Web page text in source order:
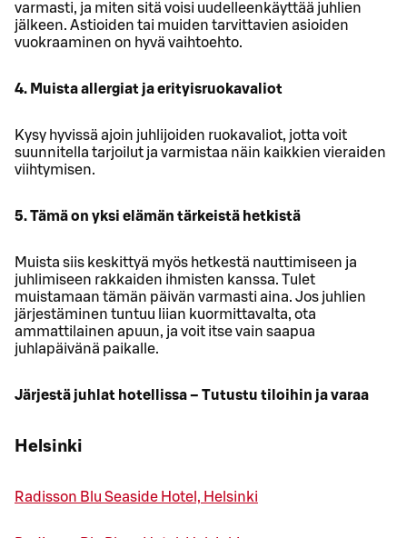
varmasti, ja miten sitä voisi uudelleenkäyttää juhlien
jälkeen. Astioiden tai muiden tarvittavien asioiden
vuokraaminen on hyvä vaihtoehto.
4. Muista allergiat ja erityisruokavaliot
Kysy hyvissä ajoin juhlijoiden ruokavaliot, jotta voit
suunnitella tarjoilut ja varmistaa näin kaikkien vieraiden
viihtymisen.
5. Tämä on yksi elämän tärkeistä hetkistä
Muista siis keskittyä myös hetkestä nauttimiseen ja
juhlimiseen rakkaiden ihmisten kanssa. Tulet
muistamaan tämän päivän varmasti aina. Jos juhlien
järjestäminen tuntuu liian kuormittavalta, ota
ammattilainen apuun, ja voit itse vain saapua
juhlapäivänä paikalle.
Järjestä juhlat hotellissa – Tutustu tiloihin ja varaa
Helsinki
Radisson Blu Seaside Hotel, Helsinki